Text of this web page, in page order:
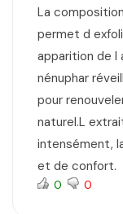
La
permet d
apparition de
nénuphar
pour
naturel.L
intensément,
et de confort.
0 0